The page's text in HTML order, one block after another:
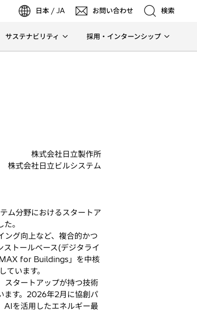
日本 / JA お問い合わせ 検索
検索
サステナビリティ 採用・インターンシップ
株式会社日立製作所
株式会社日立ビルシステム
ム分野におけるスタートア
。
グ向上など、複合的かつ
トールベース(デジタライ
for Buildings」を中核
います。
スタートアップが持つ技術
ます。2026年2月に協創パ
AIを活用したエネルギー最